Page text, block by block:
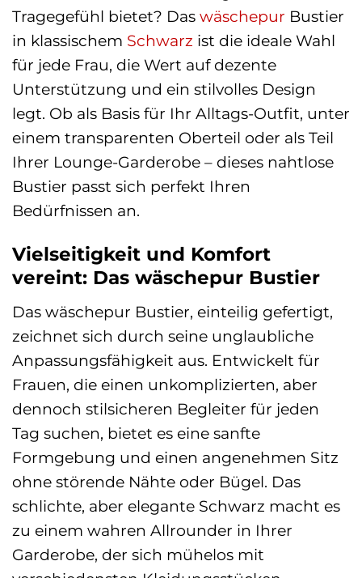
Tragegefühl bietet? Das wäschepur Bustier
in klassischem Schwarz ist die ideale Wahl
für jede Frau, die Wert auf dezente
Unterstützung und ein stilvolles Design
legt. Ob als Basis für Ihr Alltags-Outfit, unter
einem transparenten Oberteil oder als Teil
Ihrer Lounge-Garderobe – dieses nahtlose
Bustier passt sich perfekt Ihren
Bedürfnissen an.
Vielseitigkeit und Komfort
vereint: Das wäschepur Bustier
Das wäschepur Bustier, einteilig gefertigt,
zeichnet sich durch seine unglaubliche
Anpassungsfähigkeit aus. Entwickelt für
Frauen, die einen unkomplizierten, aber
dennoch stilsicheren Begleiter für jeden
Tag suchen, bietet es eine sanfte
Formgebung und einen angenehmen Sitz
ohne störende Nähte oder Bügel. Das
schlichte, aber elegante Schwarz macht es
zu einem wahren Allrounder in Ihrer
Garderobe, der sich mühelos mit